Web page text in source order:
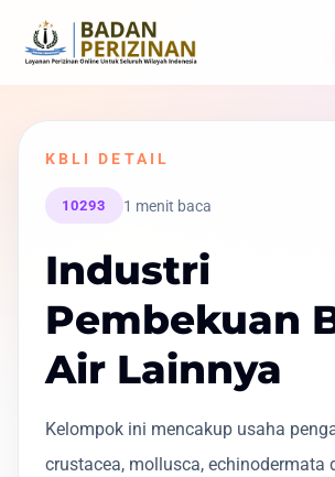
KBLI DETAIL
10293 1 menit baca
Industri
Pembekuan
Air Lainnya
Kelompok ini mencakup usaha
crustacea, mollusca, echinodermata